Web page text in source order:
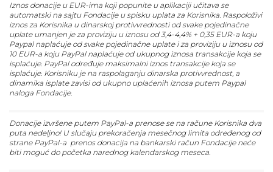
Iznos donacije u EUR-ima koji popunite u aplikaciji učitava se
automatski na sajtu Fondacije u spisku uplata za Korisnika. Raspoloživi
iznos za Korisnika u dinarskoj protivvrednosti od svake pojedinačne
uplate umanjen je za proviziju u iznosu od 3,4-4,4% + 0,35 EUR-a koju
Paypal naplaćuje od svake pojedinačne uplate i za proviziju u iznosu od
10 EUR-a koju PayPal naplaćuje od ukupnog iznosa transakcije koja se
isplaćuje. PayPal određuje maksimalni iznos transakcije koja se
isplaćuje. Korisniku je na raspolaganju dinarska protivvrednost, a
dinamika isplate zavisi od ukupno uplaćenih iznosa putem Paypal
naloga Fondacije.
Donacije izvršene putem PayPal-a prenose se na račune Korisnika dva
puta nedeljno! U slučaju prekoračenja mesečnog limita određenog od
strane PayPal-a prenos donacija na bankarski račun Fondacije neće
biti moguć do početka narednog kalendarskog meseca.